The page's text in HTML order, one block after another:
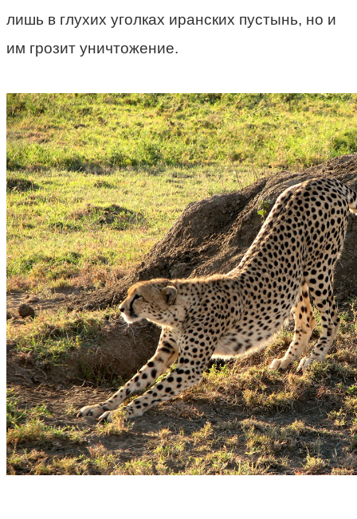
лишь в глухих уголках иранских пустынь, но и
им грозит уничтожение.